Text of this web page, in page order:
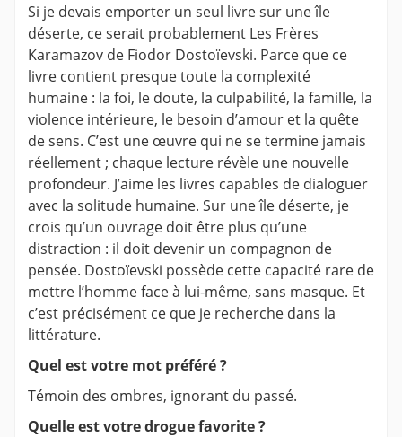
Si je devais emporter un seul livre sur une île
déserte, ce serait probablement Les Frères
Karamazov de Fiodor Dostoïevski. Parce que ce
livre contient presque toute la complexité
humaine : la foi, le doute, la culpabilité, la famille, la
violence intérieure, le besoin d’amour et la quête
de sens. C’est une œuvre qui ne se termine jamais
réellement ; chaque lecture révèle une nouvelle
profondeur. J’aime les livres capables de dialoguer
avec la solitude humaine. Sur une île déserte, je
crois qu’un ouvrage doit être plus qu’une
distraction : il doit devenir un compagnon de
pensée. Dostoïevski possède cette capacité rare de
mettre l’homme face à lui-même, sans masque. Et
c’est précisément ce que je recherche dans la
littérature.
Quel est votre mot préféré ?
Témoin des ombres, ignorant du passé.
Quelle est votre drogue favorite ?